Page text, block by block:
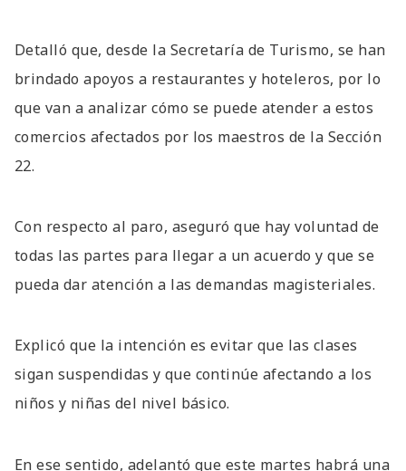
Detalló que, desde la Secretaría de Turismo, se han
brindado apoyos a restaurantes y hoteleros, por lo
que van a analizar cómo se puede atender a estos
comercios afectados por los maestros de la Sección
22.
Con respecto al paro, aseguró que hay voluntad de
todas las partes para llegar a un acuerdo y que se
pueda dar atención a las demandas magisteriales.
Explicó que la intención es evitar que las clases
sigan suspendidas y que continúe afectando a los
niños y niñas del nivel básico.
En ese sentido, adelantó que este martes habrá una